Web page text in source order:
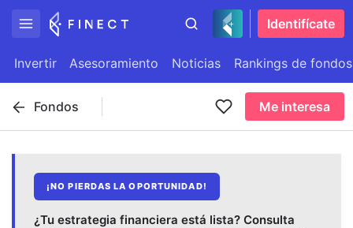
Identifícate
Invertir Asesoramiento Noticias Rankings de fondos
Fondos Me interesa
¡NO PIERDAS LA OPORTUNIDAD!
¿Tu estrategia financiera está lista? Consulta